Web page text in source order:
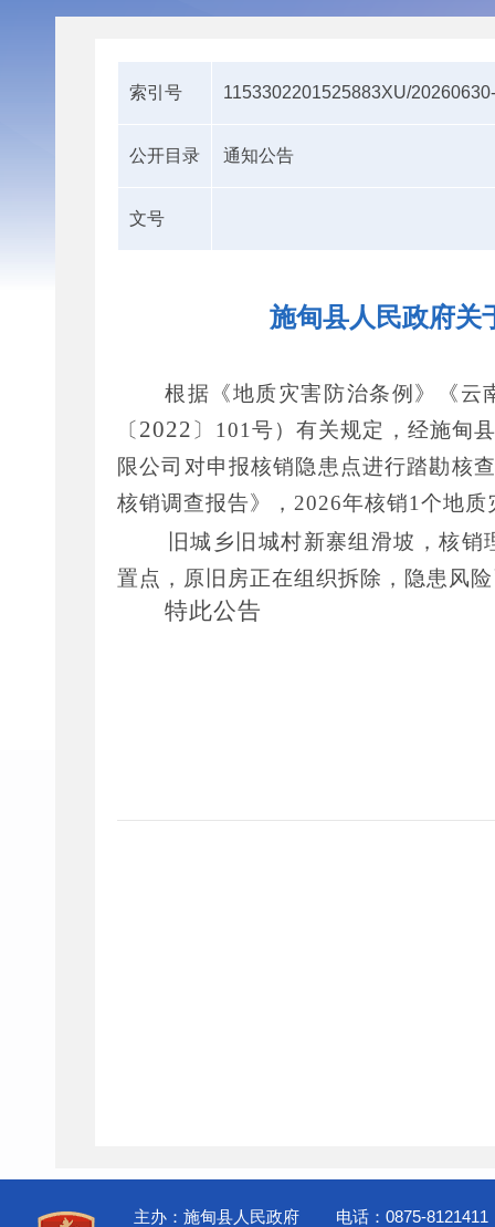
索引号 1153302201525883XU/
公开目录 通知公告
文号
施甸县人民政府关
根据《地质灾害防治条例》《云
〔 2022 〕 101 号）有关规定，经施甸
限公司对申报核销隐患点进行踏勘核
核销调查报告》， 2026年核销1 个地质
旧城乡旧城村新寨组滑坡，核
置点，原旧房正在组织拆除，隐患风
特此公告
主办：施甸县人民政府
电话：0875-8121411